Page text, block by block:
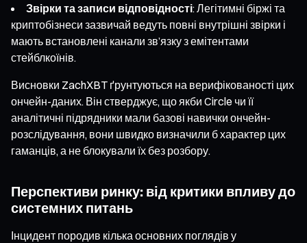
Звірки та записи відповідності: Легітимні біржі та
криптобізнеси зазвичай ведуть повні внутрішні звірки і
мають встановлені канали зв’язку з емітентами
стейблкоїнів.
Висновки ZachXBT ґрунтуються на верифікованості цих
ончейн-даних. Він стверджує, що якби Circle чи її
аналітичні підрядники мали базові навички ончейн-
розслідування, вони швидко визначили б характер цих
гаманців, а не блокували їх без розбору.
Перспективи ринку: від критики впливу до
системних питань
Інцидент породив кілька основних поглядів у